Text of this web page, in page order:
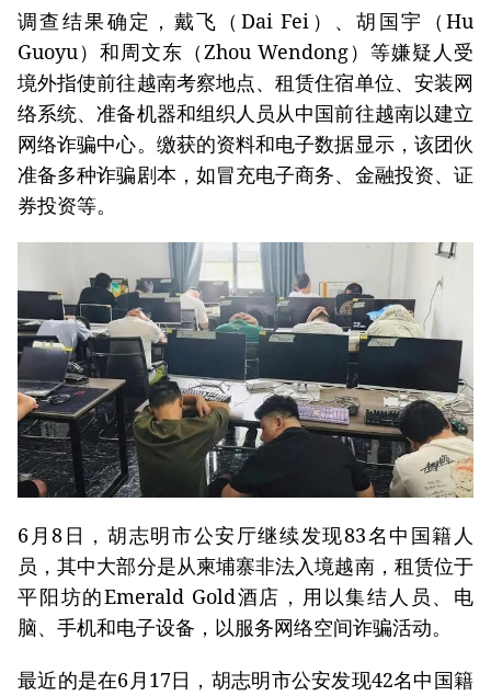
调查结果确定，戴飞（Dai Fei）、胡国宇（Hu
Guoyu）和周文东（Zhou Wendong）等嫌疑人受
境外指使前往越南考察地点、租赁住宿单位、安装网
络系统、准备机器和组织人员从中国前往越南以建立
网络诈骗中心。缴获的资料和电子数据显示，该团伙
准备多种诈骗剧本，如冒充电子商务、金融投资、证
券投资等。
6月8日，胡志明市公安厅继续发现83名中国籍人
员，其中大部分是从柬埔寨非法入境越南，租赁位于
平阳坊的Emerald Gold酒店，用以集结人员、电
脑、手机和电子设备，以服务网络空间诈骗活动。
最近的是在6月17日，胡志明市公安发现42名中国籍